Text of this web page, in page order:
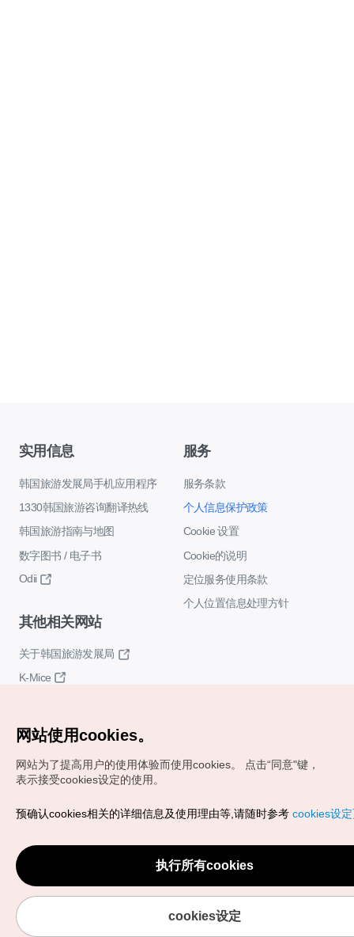
实用信息
韩国旅游发展局手机应用程序
1330韩国旅游咨询翻译热线
韩国旅游指南与地图
数字图书 / 电子书
Odii
服务
服务条款
个人信息保护政策
Cookie 设置
Cookie的说明
定位服务使用条款
个人位置信息处理方针
其他相关网站
关于韩国旅游发展局
K-Mice
Copyrights (c) 韩国旅游发展局版权所有
VISITKOREA官方邮箱
chnsim@knto.or.kr
网站使用cookies。
网站为了提高用户的使用体验而使用cookies。
点击“同意"键，
表示接受cookies设定的使用。
预确认cookies相关的详细信息及使用理由等,请随时参考 cookies设
执行所有cookies
cookies设定